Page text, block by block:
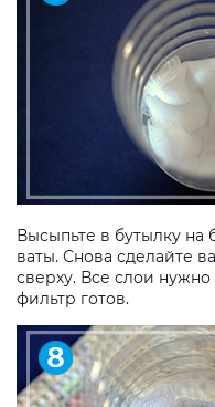
Высыпьте в бутылку на
ваты. Снова сделайте
сверху. Все слои
фильтр готов.